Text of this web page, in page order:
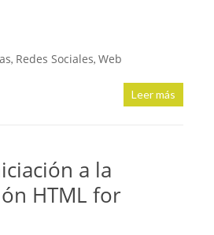
, Redes Sociales, Web
Leer más
a la
HTML for